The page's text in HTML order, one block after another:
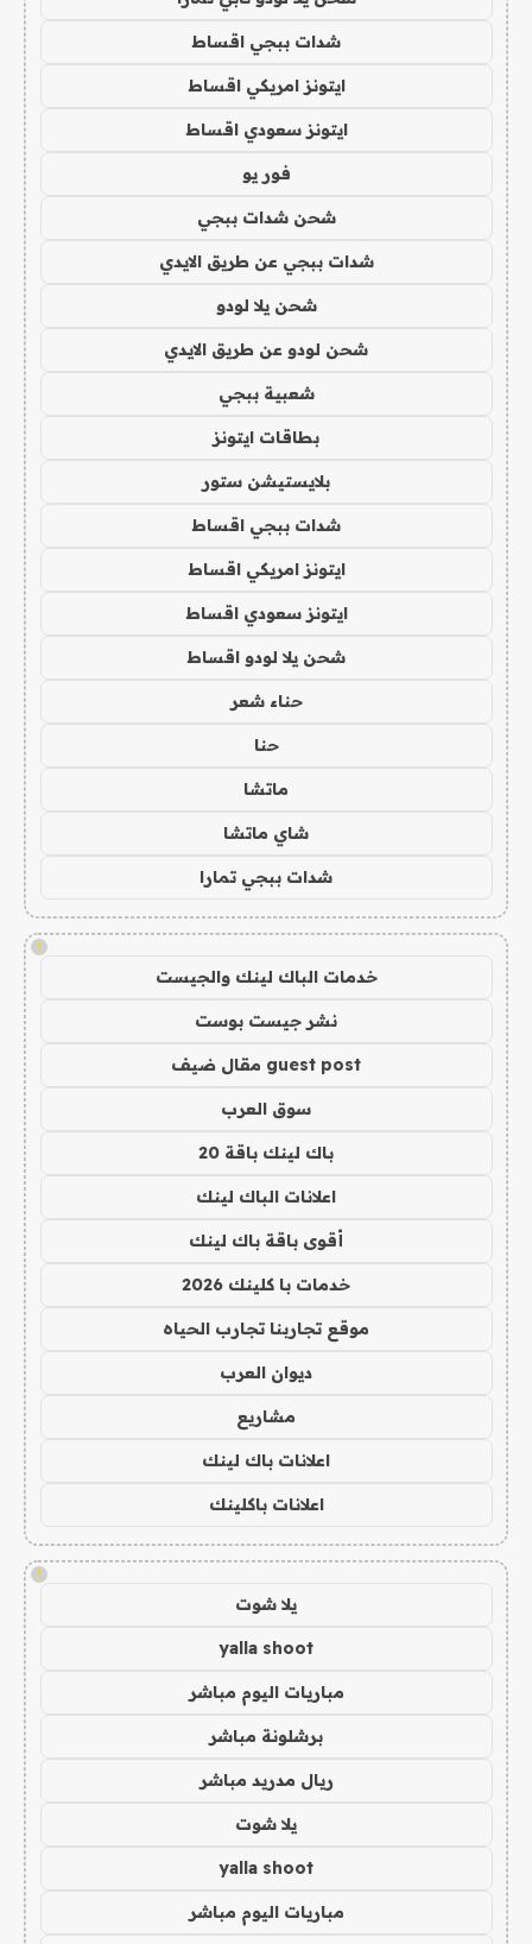
شدات ببجي اقساط
ايتونز امريكي اقساط
ايتونز سعودي اقساط
فور يو
شحن شدات ببجي
شدات ببجي عن طريق الايدي
شحن يلا لودو
شحن لودو عن طريق الايدي
شعبية ببجي
بطاقات ايتونز
بلايستيشن ستور
شدات ببجي اقساط
ايتونز امريكي اقساط
ايتونز سعودي اقساط
شحن يلا لودو اقساط
حناء شعر
حنا
ماتشا
شاي ماتشا
شدات ببجي تمارا
!
خدمات الباك لينك والجيست
نشر جيست بوست
guest post مقال ضيف
سوق العرب
باك لينك باقة 20
اعلانات الباك لينك
أقوى باقة باك لينك
خدمات با كلينك 2026
موقع تجاربنا تجارب الحياه
ديوان العرب
مشاريع
اعلانات باك لينك
اعلانات باكلينك
!
يلا شوت
yalla shoot
مباريات اليوم مباشر
برشلونة مباشر
ريال مدريد مباشر
يلا شوت
yalla shoot
مباريات اليوم مباشر